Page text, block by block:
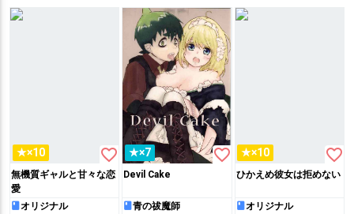
★×10 favorite_border
無機質ギャルと甘々な恋
愛
オリジナル
★×7 favorite_border
Devil Cake
青の祓魔師
★×10 favorite_border
ひかえめ彼女は拒めない
オリジナル